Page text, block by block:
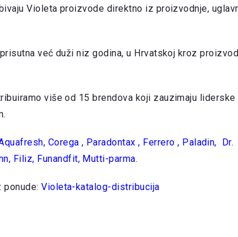
Violeta proizvode direktno iz proizvodnje,
već duži niz godina, u Hrvatskoj kroz
više od 15 brendova koji zauzimaju liderske
, Corega, Paradontax, Ferrero, Paladin, Dr.
, Filiz, Funandfit, Mutti-parma.
ponude:Violeta-katalog-distribucija